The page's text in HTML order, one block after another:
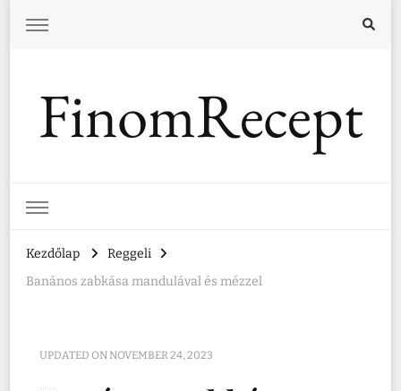
FinomRecept
Kezdőlap
Reggeli
Banános zabkása mandulával és mézzel
UPDATED ONNOVEMBER 24, 2023